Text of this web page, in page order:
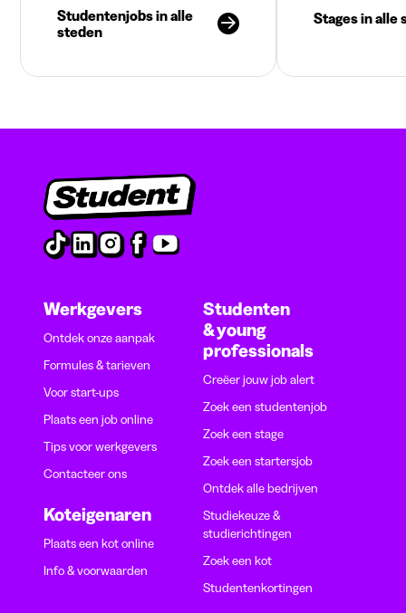
Studentenjobs in alle
steden
Stages in alle
Werkgevers
Ontdek onze aanpak
Formules & tarieven
Voor start-ups
Plaats een job online
Tips voor werkgevers
Contacteer ons
Koteigenaren
Plaats een kot online
Info & voorwaarden
Studenten
& young
professionals
Creëer jouw job alert
Zoek een studentenjob
Zoek een stage
Zoek een startersjob
Ontdek alle bedrijven
Studiekeuze &
studierichtingen
Zoek een kot
Studentenkortingen